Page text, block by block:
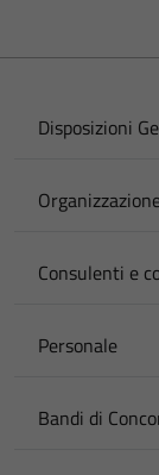
Disposizioni
Consulenti e
Personale
Bandi di